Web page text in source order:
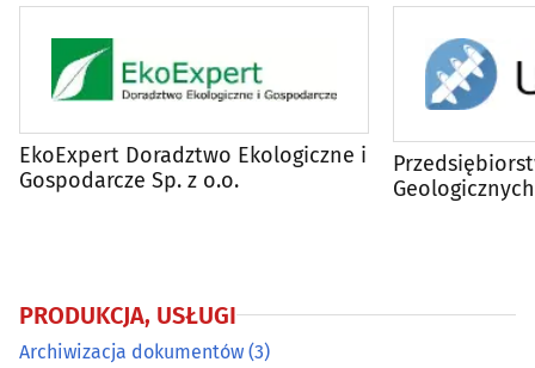
Catering(9)
Dezynfekcja, dezynsekcja, deratyzacja
DVD - produkcja, sprzedaż, kopiowanie(4)
Elektromechanika
Fotografia - usługi(55)
EkoExpert Doradztwo Ekologiczne i
Gospodarcze Sp. z o.o.
PRODUKCJA, USŁUGI
Archiwizacja dokumentów (3)